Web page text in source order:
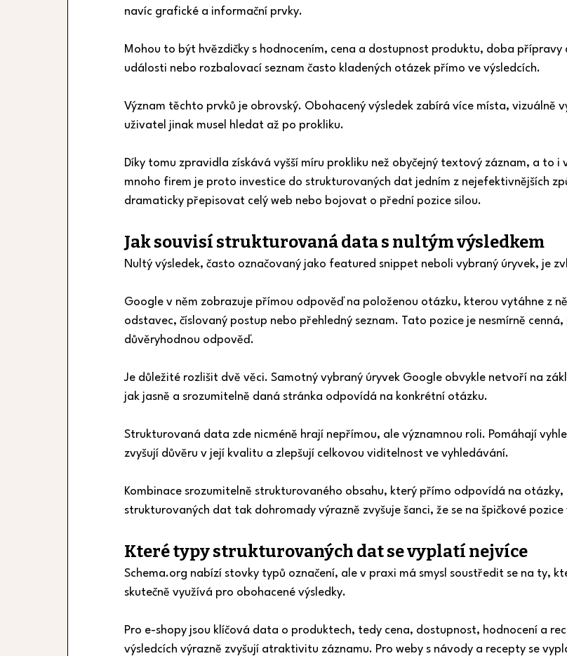
navíc grafické a informační prvky.
Mohou to být hvězdičky s hodnocením, cena a dostupnost produktu, doba
události nebo rozbalovací seznam často kladených otázek přímo ve výsledcích.
Význam těchto prvků je obrovský. Obohacený výsledek zabírá více místa, vizuálně
uživatel jinak musel hledat až po prokliku.
Díky tomu zpravidla získává vyšší míru prokliku než obyčejný textový záznam, a to i
mnoho firem je proto investice do strukturovaných dat jedním z nejefektivnějších
dramaticky přepisovat celý web nebo bojovat o přední pozice silou.
Jak souvisí strukturovaná data s nultým výsledkem
Nultý výsledek, často označovaný jako featured snippet neboli vybraný úryvek, je
Google v něm zobrazuje přímou odpověď na položenou otázku, kterou vytáhne z
odstavec, číslovaný postup nebo přehledný seznam. Tato pozice je nesmírně
důvěryhodnou odpověď.
Je důležité rozlišit dvě věci. Samotný vybraný úryvek Google obvykle netvoří na
jak jasně a srozumitelně daná stránka odpovídá na konkrétní otázku.
Strukturovaná data zde nicméně hrají nepřímou, ale významnou roli. Pomáhají
zvyšují důvěru v její kvalitu a zlepšují celkovou viditelnost ve vyhledávání.
Kombinace srozumitelně strukturovaného obsahu, který přímo odpovídá na otázky,
strukturovaných dat tak dohromady výrazně zvyšuje šanci, že se na špičkové
Které typy strukturovaných dat se vyplatí nejvíce
Schema.org nabízí stovky typů označení, ale v praxi má smysl soustředit se na ty,
skutečně využívá pro obohacené výsledky.
Pro e-shopy jsou klíčová data o produktech, tedy cena, dostupnost, hodnocení a
výsledcích výrazně zvyšují atraktivitu záznamu. Pro weby s návody a recepty se